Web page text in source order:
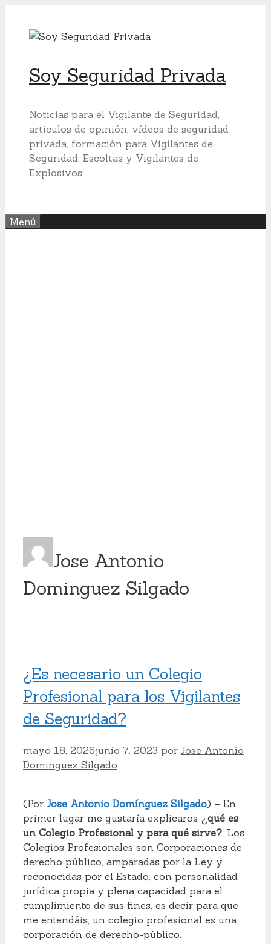
contenido
Soy Seguridad Privada
Noticias para el Vigilante de Seguridad,
articulos de opinión, vídeos de seguridad
privada, formación para Vigilantes de
Seguridad, Escoltas y Vigilantes de
Explosivos.
Menú
Jose Antonio
Dominguez Silgado
¿Es necesario un Colegio
Profesional para los Vigilantes
de Seguridad?
mayo 18, 2026junio 7, 2023 por Jose Antonio
Dominguez Silgado
(Por Jose Antonio Domínguez Silgado) – En
primer lugar me gustaría explicaros ¿ qué es
un Colegio Profesional y para qué sirve? . Los
Colegios Profesionales son Corporaciones de
derecho público, amparadas por la Ley y
reconocidas por el Estado, con personalidad
jurídica propia y plena capacidad para el
cumplimiento de sus fines, es decir para que
me entendáis, un colegio profesional es una
corporación de derecho-público.